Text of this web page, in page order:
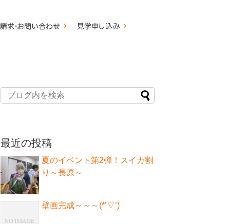
最近の投稿
夏のイベント第2弾！スイカ割
り～長原～
壁画完成～～～(*’▽’)